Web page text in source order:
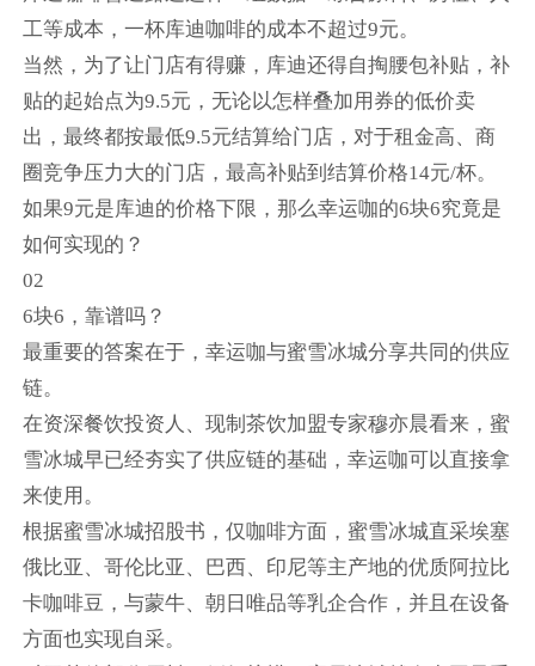
工等成本，一杯库迪咖啡的成本不超过9元。
当然，为了让门店有得赚，库迪还得自掏腰包补贴，补
贴的起始点为9.5元，无论以怎样叠加用券的低价卖
出，最终都按最低9.5元结算给门店，对于租金高、商
圈竞争压力大的门店，最高补贴到结算价格14元/杯。
如果9元是库迪的价格下限，那么幸运咖的6块6究竟是
如何实现的？
02
6块6，靠谱吗？
最重要的答案在于，幸运咖与蜜雪冰城分享共同的供应
链。
在资深餐饮投资人、现制茶饮加盟专家穆亦晨看来，蜜
雪冰城早已经夯实了供应链的基础，幸运咖可以直接拿
来使用。
根据蜜雪冰城招股书，仅咖啡方面，蜜雪冰城直采埃塞
俄比亚、哥伦比亚、巴西、印尼等主产地的优质阿拉比
卡咖啡豆，与蒙牛、朝日唯品等乳企合作，并且在设备
方面也实现自采。